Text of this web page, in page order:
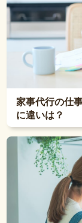
家事代行の仕
に違いは？